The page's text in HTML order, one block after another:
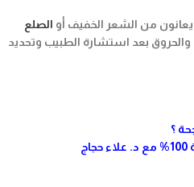
يعانون من الشعر الخفيف أو الصلع
والحروق بعد استشارة الطبيب وتحديد
؟